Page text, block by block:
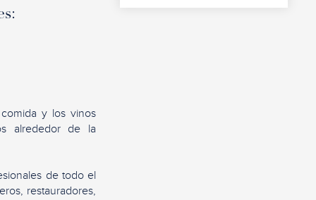
y los vinos
alrededor de la
de todo el
restauradores,